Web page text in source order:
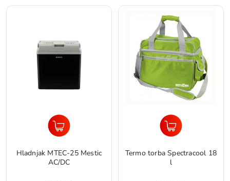
Hladnjak MTEC-25 Mestic
AC/DC
Termo torba Spectracool 18
l